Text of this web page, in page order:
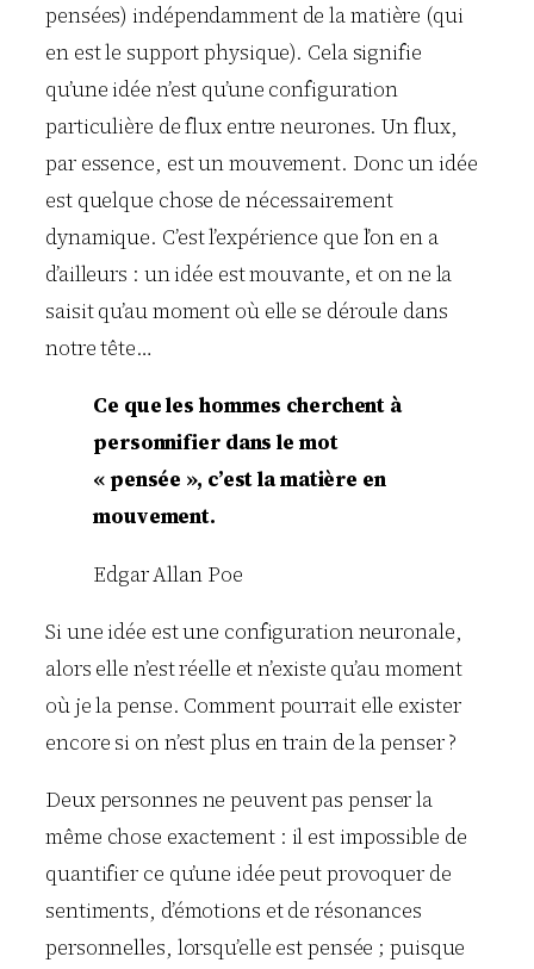
pensées) indépendamment de la matière (qui
en est le support physique). Cela signifie
qu’une idée n’est qu’une configuration
particulière de flux entre neurones. Un flux,
par essence, est un mouvement. Donc un idée
est quelque chose de nécessairement
dynamique. C’est l’expérience que l’on en a
d’ailleurs : un idée est mouvante, et on ne la
saisit qu’au moment où elle se déroule dans
notre tête…
Ce que les hommes cherchent à
personnifier dans le mot
« pensée », c’est la matière en
mouvement.
Edgar Allan Poe
Si une idée est une configuration neuronale,
alors elle n’est réelle et n’existe qu’au moment
où je la pense. Comment pourrait elle exister
encore si on n’est plus en train de la penser ?
Deux personnes ne peuvent pas penser la
même chose exactement : il est impossible de
quantifier ce qu’une idée peut provoquer de
sentiments, d’émotions et de résonances
personnelles, lorsqu’elle est pensée ; puisque